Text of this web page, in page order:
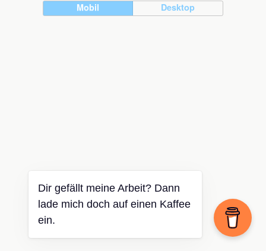
Mobil Desktop
Dir gefällt meine Arbeit? Dann
lade mich doch auf einen Kaffee
ein.